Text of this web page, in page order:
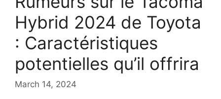
Hybrid 2024 de Toyota
: Caractéristiques
potentielles qu’il offrira
March 14, 2024